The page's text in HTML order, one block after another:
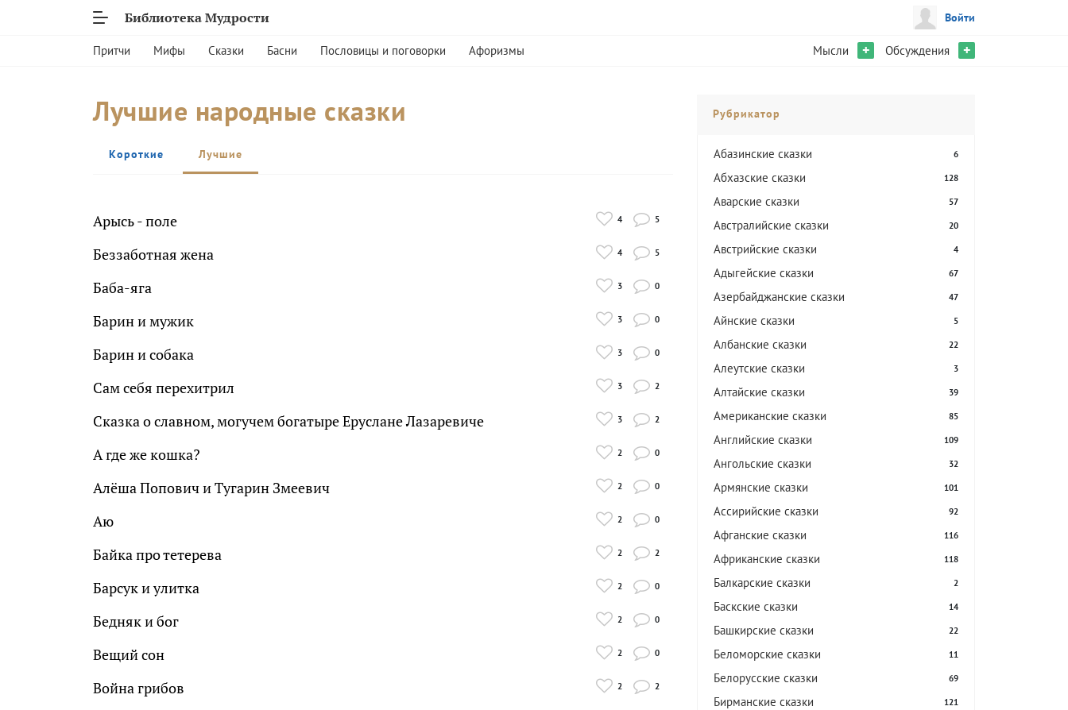
Библиотека Мудрости Войти
Притчи Мифы Сказки Басни Пословицы и поговорки Афоризмы Мысли + Обсуждения +
Лучшие народные сказки
Короткие Лучшие
Арысь - поле 4 5
Беззаботная жена 4 5
Баба-яга 3 0
Барин и мужик 3 0
Барин и собака 3 0
Сам себя перехитрил 3 2
Сказка о славном, могучем богатыре Еруслане Лазаревиче 3 2
А где же кошка? 2 0
Алёша Попович и Тугарин Змеевич 2 0
Аю 2 0
Байка про тетерева 2 2
Барсук и улитка 2 0
Бедняк и бог 2 0
Вещий сон 2 0
Война грибов 2 2
Рубрикатор
Абазинские сказки 6
Абхазские сказки 128
Аварские сказки 57
Австралийские сказки 20
Австрийские сказки 4
Адыгейские сказки 67
Азербайджанские сказки 47
Айнские сказки 5
Албанские сказки 22
Алеутские сказки 3
Алтайские сказки 39
Американские сказки 85
Английские сказки 109
Ангольские сказки 32
Армянские сказки 101
Ассирийские сказки 92
Афганские сказки 116
Африканские сказки 118
Балкарские сказки 2
Баскские сказки 14
Башкирские сказки 22
Беломорские сказки 11
Белорусские сказки 69
Бирманские сказки 121